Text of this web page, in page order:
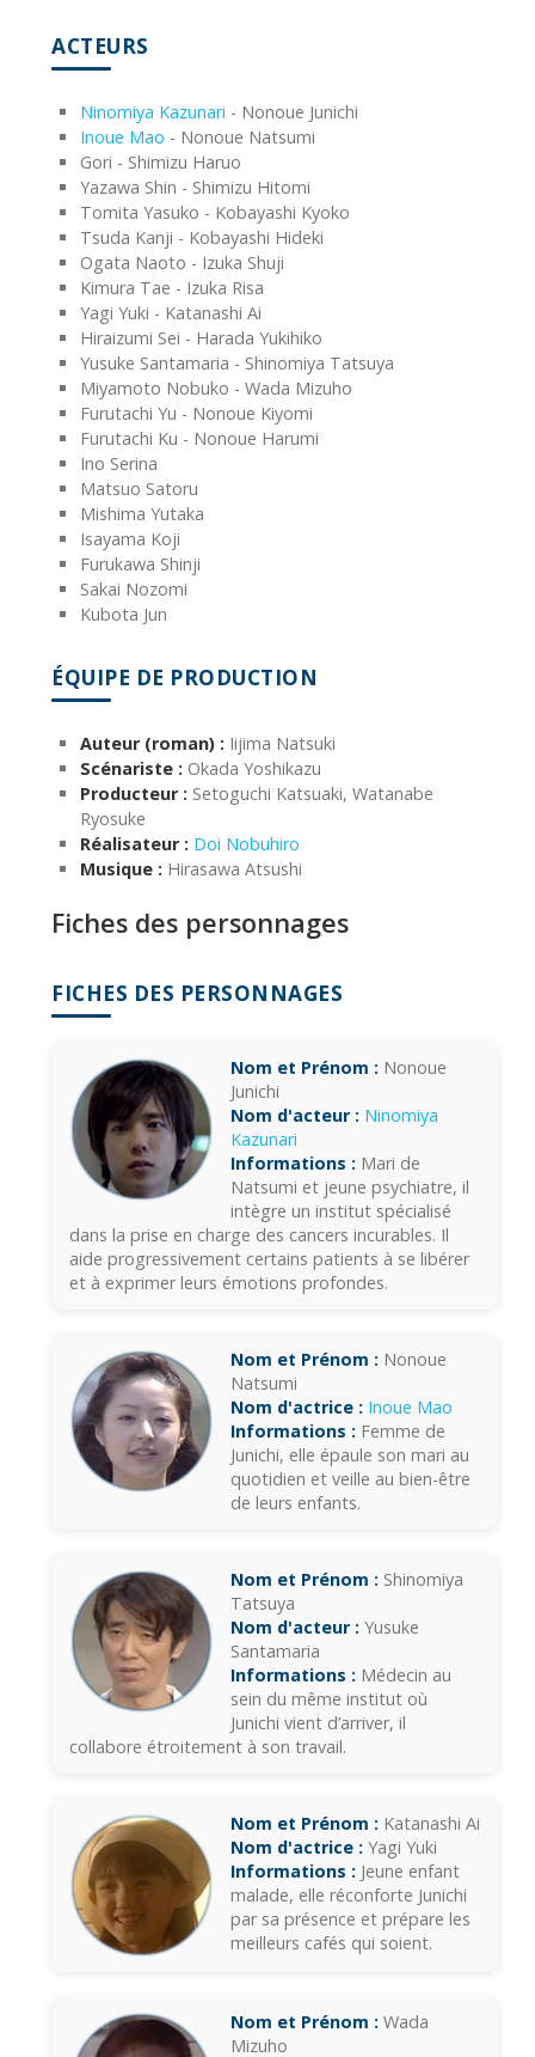
ACTEURS
Ninomiya Kazunari - Nonoue Junichi
Inoue Mao - Nonoue Natsumi
Gori - Shimizu Haruo
Yazawa Shin - Shimizu Hitomi
Tomita Yasuko - Kobayashi Kyoko
Tsuda Kanji - Kobayashi Hideki
Ogata Naoto - Izuka Shuji
Kimura Tae - Izuka Risa
Yagi Yuki - Katanashi Ai
Hiraizumi Sei - Harada Yukihiko
Yusuke Santamaria - Shinomiya Tatsuya
Miyamoto Nobuko - Wada Mizuho
Furutachi Yu - Nonoue Kiyomi
Furutachi Ku - Nonoue Harumi
Ino Serina
Matsuo Satoru
Mishima Yutaka
Isayama Koji
Furukawa Shinji
Sakai Nozomi
Kubota Jun
ÉQUIPE DE PRODUCTION
Auteur (roman) : Iijima Natsuki
Scénariste : Okada Yoshikazu
Producteur : Setoguchi Katsuaki, Watanabe
Ryosuke
Réalisateur : Doi Nobuhiro
Musique : Hirasawa Atsushi
Fiches des personnages
FICHES DES PERSONNAGES
Nom et Prénom : Nonoue
Junichi
Nom d'acteur : Ninomiya
Kazunari
Informations : Mari de
Natsumi et jeune psychiatre, il
intègre un institut spécialisé
dans la prise en charge des cancers incurables. Il
aide progressivement certains patients à se libérer
et à exprimer leurs émotions profondes.
Nom et Prénom : Nonoue
Natsumi
Nom d'actrice : Inoue Mao
Informations : Femme de
Junichi, elle épaule son mari au
quotidien et veille au bien-être
de leurs enfants.
Nom et Prénom : Shinomiya
Tatsuya
Nom d'acteur : Yusuke
Santamaria
Informations : Médecin au
sein du même institut où
Junichi vient d’arriver, il
collabore étroitement à son travail.
Nom et Prénom : Katanashi Ai
Nom d'actrice : Yagi Yuki
Informations : Jeune enfant
malade, elle réconforte Junichi
par sa présence et prépare les
meilleurs cafés qui soient.
Nom et Prénom : Wada
Mizuho